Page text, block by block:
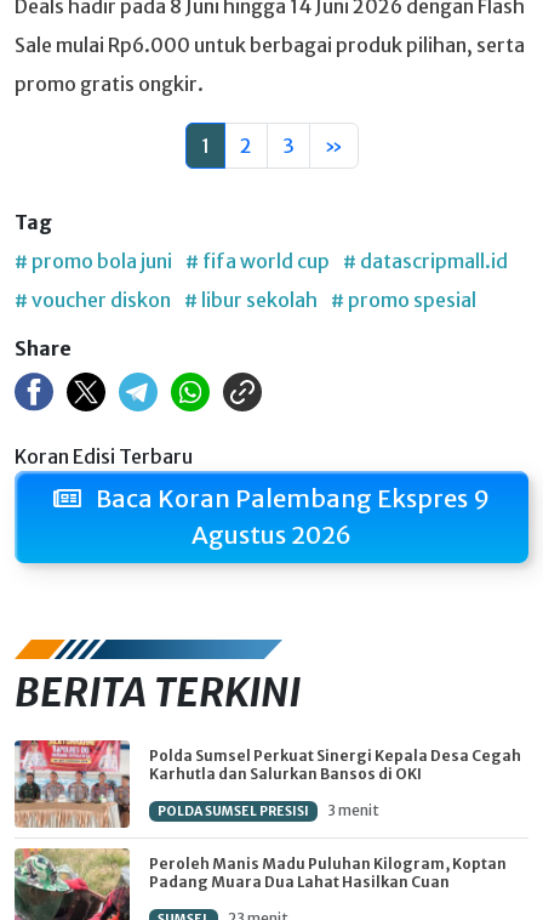
Deals hadir pada 8 Juni hingga 14 Juni 2026 dengan Flash
Sale mulai Rp6.000 untuk berbagai produk pilihan, serta
promo gratis ongkir.
1 2 3 »
Tag
# promo bola juni
# fifa world cup
# datascripmall.id
# voucher diskon
# libur sekolah
# promo spesial
Share
Koran Edisi Terbaru
Baca Koran Palembang Ekspres 9
Agustus 2026
BERITA TERKINI
Polda Sumsel Perkuat Sinergi Kepala Desa Cegah
Karhutla dan Salurkan Bansos di OKI
POLDA SUMSEL PRESISI 3 menit
Peroleh Manis Madu Puluhan Kilogram, Koptan
Padang Muara Dua Lahat Hasilkan Cuan